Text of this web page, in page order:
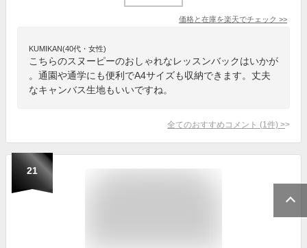
価格と在庫を楽天でチェック >>
KUMIKAN(40代・女性)
こちらのスヌーピーのおしゃれなレッスンバックはいかが
。通園や通学にも便利でA4サイズも収納できます。丈夫
なキャンバス生地もいいですね。
全てのおすすめコメント (1 件) >
21